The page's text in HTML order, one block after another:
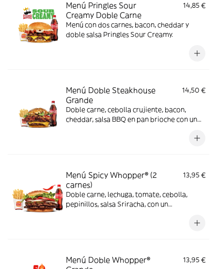
Menú Pringles Sour
Creamy Doble Carne
14,85 €
Menú con dos carnes, bacon, cheddar y
doble salsa Pringles Sour Creamy.
Menú Doble Steakhouse
Grande
14,50 €
Doble carne, cebolla crujiente, bacon,
cheddar, salsa BBQ en pan brioche con un
Menú Spicy Whopper® (2
carnes)
13,95 €
Doble carne, lechuga, tomate, cebolla,
pepinillos, salsa Sriracha, con un
Menú Doble Whopper®
13,95 €